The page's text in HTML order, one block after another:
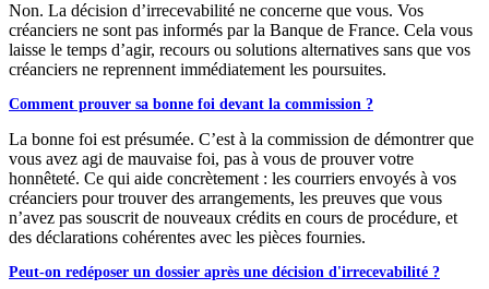
Non. La décision d’irrecevabilité ne concerne que vous. Vos
créanciers ne sont pas informés par la Banque de France. Cela vous
laisse le temps d’agir, recours ou solutions alternatives sans que vos
créanciers ne reprennent immédiatement les poursuites.
Comment prouver sa bonne foi devant la commission ?
La bonne foi est présumée. C’est à la commission de démontrer que
vous avez agi de mauvaise foi, pas à vous de prouver votre
honnêteté. Ce qui aide concrètement : les courriers envoyés à vos
créanciers pour trouver des arrangements, les preuves que vous
n’avez pas souscrit de nouveaux crédits en cours de procédure, et
des déclarations cohérentes avec les pièces fournies.
Peut-on redéposer un dossier après une décision d'irrecevabilité ?